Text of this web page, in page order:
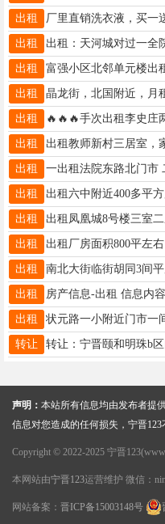
出租
出租
出租
出租
出租
出租
出租
出租
出租
出租
出租
出租
出租
转让
声明： 本站所有信息均由发布者提
信息对您造成的任何损失，宁晋123
Copyright © 2022-2025 宁晋
本网站由宁晋123运营维护 微信：
网站备案： 晋ICP备15003148号